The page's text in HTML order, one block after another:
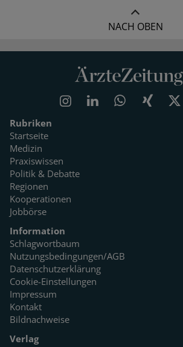
NACH OBEN
Rubriken
Startseite
Medizin
Praxiswissen
Politik & Debatte
Regionen
Kooperationen
Jobbörse
Information
Schlagwortbaum
Nutzungsbedingungen/AGB
Datenschutzerklärung
Cookie-Einstellungen
Impressum
Kontakt
Bildnachweise
Verlag